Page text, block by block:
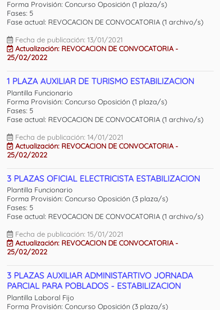
Forma Provisión: Concurso Oposición (1 plaza/s)
Fases: 5
Fase actual: REVOCACION DE CONVOCATORIA (1 archivo/s)
Fecha de publicación: 13/01/2021
Actualización: REVOCACION DE CONVOCATORIA -
25/02/2022
1 PLAZA AUXILIAR DE TURISMO ESTABILIZACION
Plantilla Funcionario
Forma Provisión: Concurso Oposición (1 plaza/s)
Fases: 5
Fase actual: REVOCACION DE CONVOCATORIA (1 archivo/s)
Fecha de publicación: 14/01/2021
Actualización: REVOCACION DE CONVOCATORIA -
25/02/2022
3 PLAZAS OFICIAL ELECTRICISTA ESTABILIZACION
Plantilla Funcionario
Forma Provisión: Concurso Oposición (3 plaza/s)
Fases: 5
Fase actual: REVOCACION DE CONVOCATORIA (1 archivo/s)
Fecha de publicación: 15/01/2021
Actualización: REVOCACION DE CONVOCATORIA -
25/02/2022
3 PLAZAS AUXILIAR ADMINISTARTIVO JORNADA
PARCIAL PARA POBLADOS - ESTABILIZACION
Plantilla Laboral Fijo
Forma Provisión: Concurso Oposición (3 plaza/s)